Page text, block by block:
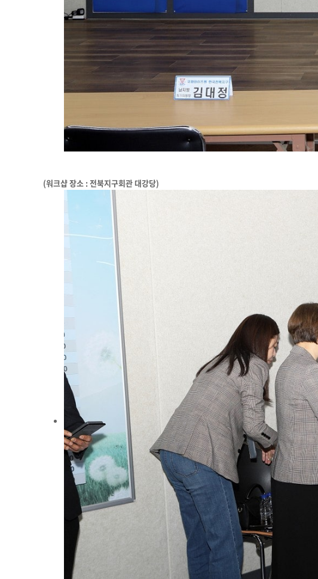
(워크샵 장소 : 전북지구회관 대강당)